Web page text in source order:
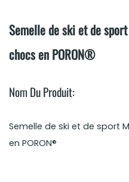
Semelle de ski et de
chocs en PORON®
Nom Du Produit:
Semelle de ski et de sport
en PORON®